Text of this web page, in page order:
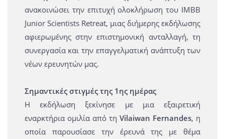
ανακοινώσει την επιτυχή ολοκλήρωση του IMBB
Junior Scientists Retreat, μιας διήμερης εκδήλωσης
αφιερωμένης στην επιστημονική ανταλλαγή, τη
συνεργασία και την επαγγελματική ανάπτυξη των
νέων ερευνητών μας.
Σημαντικές στιγμές της 1ης ημέρας
Η εκδήλωση ξεκίνησε με μια εξαιρετική
εναρκτήρια ομιλία από τηVilaiwan Fernandes, η
οποία παρουσίασε την έρευνά της με θέμα